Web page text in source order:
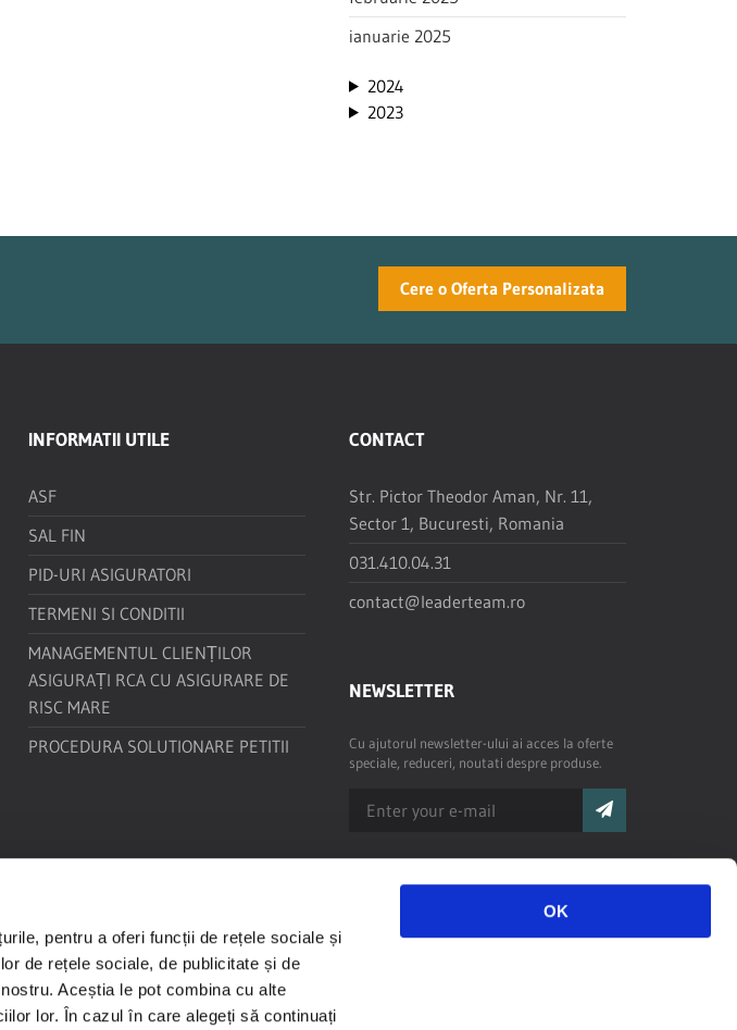
pentru a oferi funcții de rețele sociale și
de rețele sociale, de publicitate și de
Aceștia le pot combina cu alte
lor. În cazul în care alegeți să continuați
OK
ianuarie 2025
2024
2023
Cere o Oferta Personalizata
INFORMATII UTILE
ASF
SAL FIN
PID-URI ASIGURATORI
TERMENI SI CONDITII
MANAGEMENTUL CLIENȚILOR
ASIGURAȚI RCA CU ASIGURARE DE
RISC MARE
PROCEDURA SOLUTIONARE PETITII
CONTACT
Str. Pictor Theodor Aman, Nr. 11,
Sector 1, Bucuresti, Romania
031.410.04.31
contact@leaderteam.ro
NEWSLETTER
Cu ajutorul newsletter-ului ai acces la oferte
speciale, reduceri, noutati despre produse.